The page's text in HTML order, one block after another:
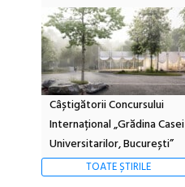
Câștigătorii Concursului
Internațional „Grădina Casei
Universitarilor, București”
TOATE ȘTIRILE